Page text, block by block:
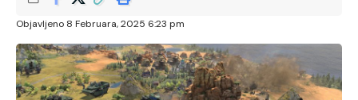
Objavljeno 8 Februara, 2025 6:23 pm